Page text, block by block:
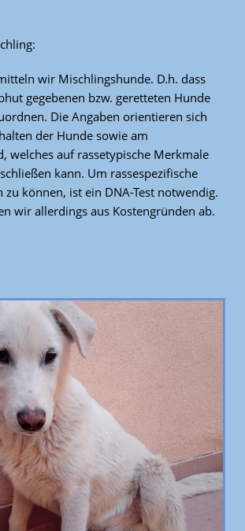
wir Mischlingshunde. D.h. dass
gegebenen bzw. geretteten Hunde
Die Angaben orientieren sich
der Hunde sowie am
welches auf rassetypische Merkmale
kann. Um rassespezifische
zu können, ist ein DNA-Test notwendig.
wir allerdings aus Kostengründen ab.